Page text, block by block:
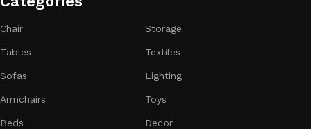
of the furniture, as well as safety.
Chair
Tables
Sofas
Armchairs
Beds
Storage
Textiles
Lighting
Toys
Decor